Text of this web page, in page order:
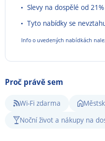
Slevy na dospělé od
Tyto nabídky se
Info o uvedených nabídkách
Proč právě sem
Wi-Fi zdarma
Noční život a nákupy na